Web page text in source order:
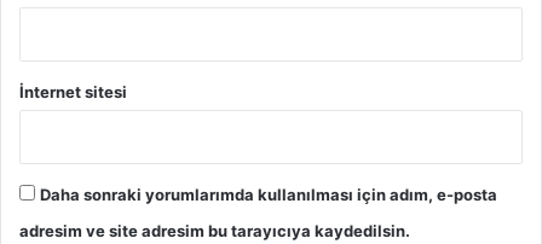
İnternet sitesi
Daha sonraki yorumlarımda kullanılması için adım, e-posta
adresim ve site adresim bu tarayıcıya kaydedilsin.